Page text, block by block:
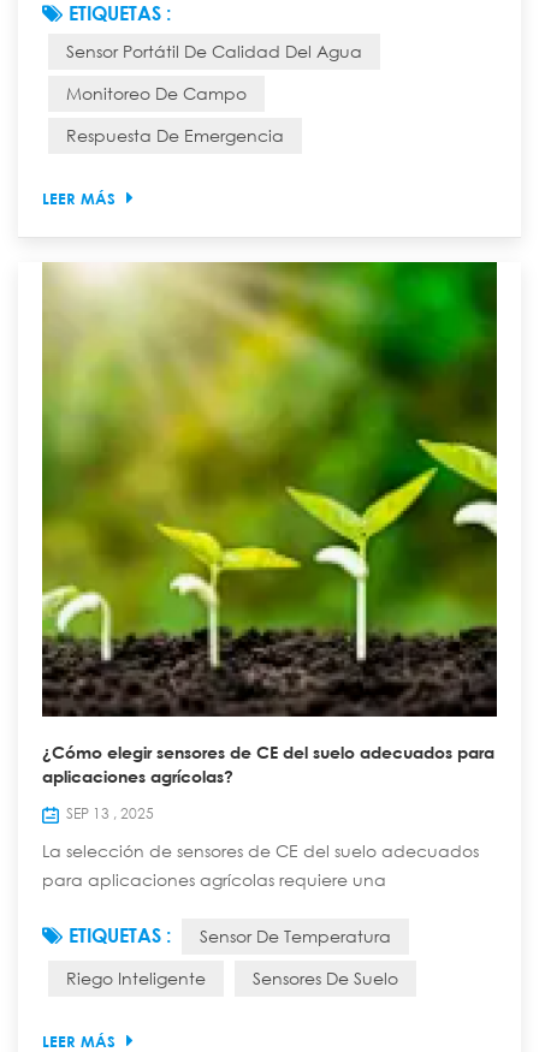
debido a un accidente ambiental repentino? ¿Cómo
puede un equipo de expedición científica evaluar
descubierto en la selva profunda de la montaña? En
el pasado, responder a estas preguntas requería un
ETIQUETAS :
Sensor Portátil De Calidad Del Agua
Monitoreo De Campo
Respuesta De Emergencia
LEER MÁS
¿Cómo elegir sensores de CE del suelo adecuados para
aplicaciones agrícolas?
SEP 13 , 2025
La selección de sensores de CE del suelo adecuados
para aplicaciones agrícolas requiere una
continuación, se presentan algunos puntos clave:
de medición de 0 a 20000 μS/cm puede cubrir la
ETIQUETAS : Sensor De Temperatura
Riego Inteligente Sensores De Suelo
LEER MÁS